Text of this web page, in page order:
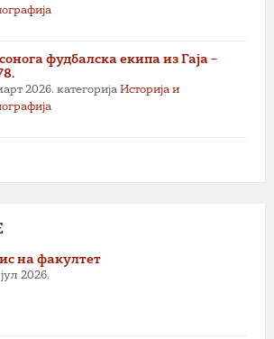
фудбалска екипа из Гаја –
2026. категорија Историја и
на факултет
2026.